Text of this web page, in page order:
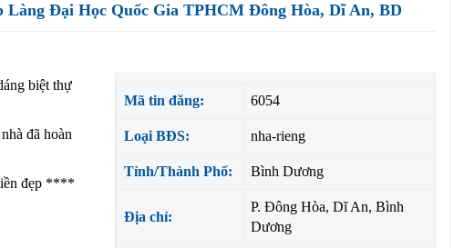
Đại Học Quốc Gia TPHCM Đông Hòa, Dĩ An, BD
Mã tin đăng: 6054
Loại BĐS: nha-rieng
Tỉnh/Thành Phố: Bình Dương
Địa chỉ:
P. Đông Hòa, Dĩ An, Bình
Dương
biệt thự
đã hoàn
đẹp ****